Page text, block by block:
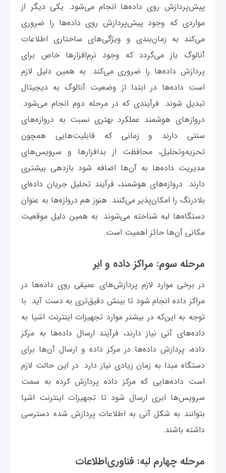
پیش‌پردازش روی داده‌ها انجام می‌شود. یکی دیگر از
مواردی که وجود پیش‌پردازش روی داده‌ها را ضروری
می‌کند به زمان‌بندی و ویژگی‌‌های ساختاری اطلاعات
آنالوگ باز می‌گردد که وجود نرم‌افزارها خاص برای
پردازش داده‌ها را ضروری می‌کند. به همین دلیل لازم
است داده‌ها در ابتدا از وضعیت آنالوگ به دیجیتال
تبدیل شوند. فرآیندی که در مرحله دوم انجام می‌شود.
درواز‌ها‌ی هوشمند عملکرد بهتری نسبت به دروازه‌های
سنتی دارند و زمانی که قابلیت‌هایی همچون
تحزیه‌وتحلیل، محافظت از بدافزارها و سرویس‌های
مدیریت داده‌ها به آن‌ها اضافه شود بازدهی بیشتری
دارند. دروازه‌های هوشمند، فرآیند تحلیل جریان داده‌ای
بلادرنگ را امکان‌پذیر می‌کنند. هنوز هم دروازه‌ها به عنوان
دستگاه‌ها لبه شناخته می‌شوند. به همین دلیل موقعیت
مکانی آن‌ها حائز اهمیت است.
مرحله سوم: مراکز داده و ابر
در برخی موارد لازم پردازش‌های عمیقی روی داده‌ها در
مراکز داده‌ انجام شود تا بینش دقیق‌تری به دست آید. با
توجه به این‌که در بیشتر موارد تجهیزات اینترنت اشیا به
داده‌های آنی نیاز دارند، فرآیند ارسال داده‌ها به مرکز
داده، پردازش داده‌ها در مرکز داده و ارسال آن‌ها برای
دستگاه مبدا به زمان زیادی نیاز دارد. در این حالت لازم
است داده‌هایی که مرکز داده پردازش کرده به سمت
سرویس‌ها ابری ارسال شود تا تجهیزات اینترنت اشیا
بتوانند به شکل آنی به اطلاعات پردازش شده دسترسی
داشته باشند.
مرحله چهارم لبه: فناوری‌اطلاعات